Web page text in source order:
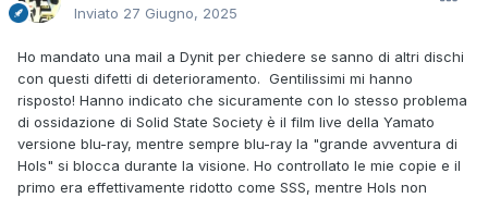
Inviato 27 Giugno, 2025
Ho mandato una mail a Dynit per chiedere se sanno di altri dischi
con questi difetti di deterioramento. Gentilissimi mi hanno
risposto! Hanno indicato che sicuramente con lo stesso problema
di ossidazione di Solid State Society è il film live della Yamato
versione blu-ray, mentre sempre blu-ray la "grande avventura di
Hols" si blocca durante la visione. Ho controllato le mie copie e il
primo era effettivamente ridotto come SSS, mentre Hols non